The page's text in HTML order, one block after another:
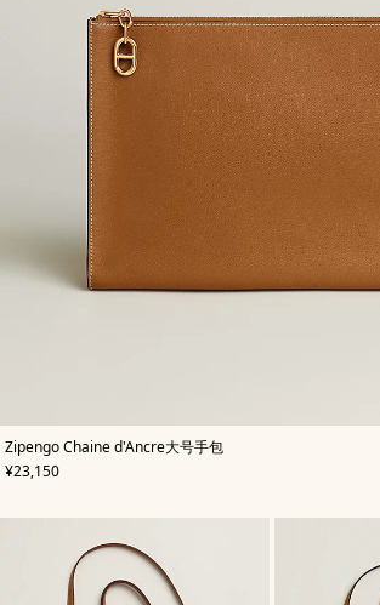
Zipengo Chaine d'Ancre大号手包
,颜
色:
米
然
,
价格
¥23,150